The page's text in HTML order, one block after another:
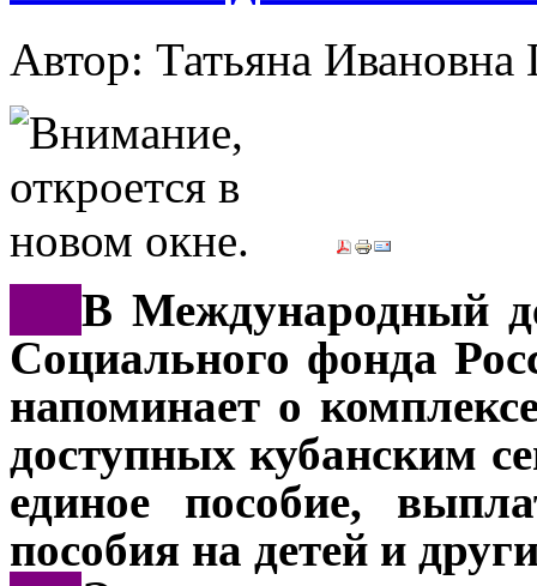
Автор: Татьяна
В Международный
Социального фонда
напоминает о
доступных кубанским
единое пособие,
пособия на детей и